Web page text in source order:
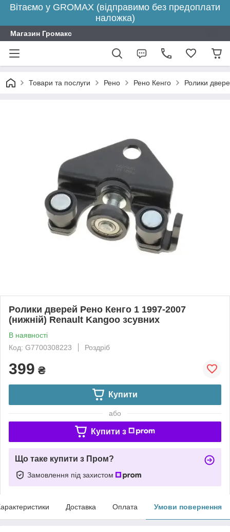
Вітаємо у GROMAX (відправимо без предоплати
наложка)
Магазин Громакс
Товари та послуги Рено Рено Кенго Ролики
Ролики дверей Рено Кенго 1 1997-2007
(нижній) Renault Kangoo зсувних
В наявності
Код: G7700308223
Роздріб
399 ₴
Купити
або
Купити з
Що таке купити з Пром?
Замовлення під захистом
Доставка Оплата Умови повернення